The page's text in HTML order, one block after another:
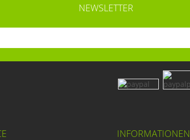
NEWSLETTER
INFORMATIONEN